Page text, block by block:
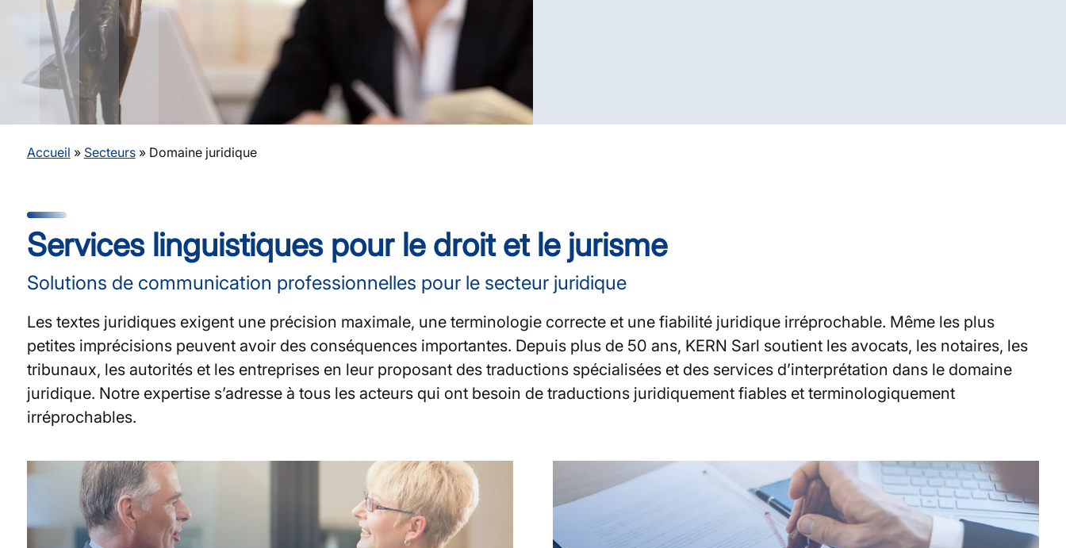
Accueil » Secteurs» Domaine juridique
Services linguistiques pour le droit et le jurisme
Solutions de communication professionnelles pour le secteur juridique
Les textes juridiques exigent une précision maximale, une terminologie correcte et une fiabilité juridique irréprochable. Même les plus
petites imprécisions peuvent avoir des conséquences importantes. Depuis plus de 50 ans, KERN Sarl soutient les avocats, les notaires, les
tribunaux, les autorités et les entreprises en leur proposant des traductions spécialisées et des services d’interprétation dans le domaine
juridique. Notre expertise s’adresse à tous les acteurs qui ont besoin de traductions juridiquement fiables et terminologiquement
irréprochables.